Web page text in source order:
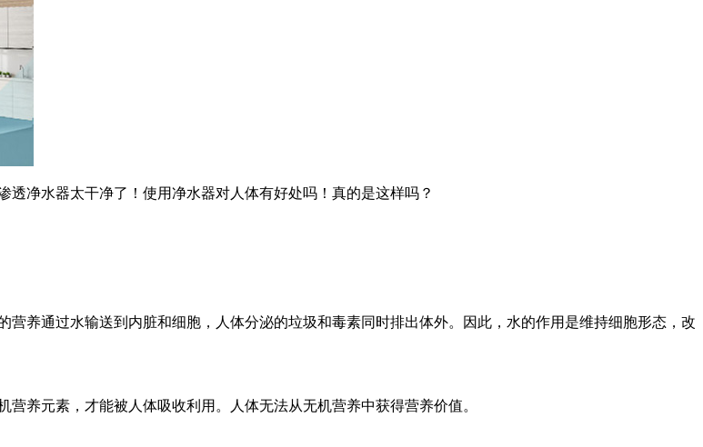
净水器太干净了！使用净水器对人体有好处吗！真的是这样吗？
养通过水输送到内脏和细胞，人体分泌的垃圾和毒素同时排出体外。因此，水的作用是维持细胞形态，改
养元素，才能被人体吸收利用。人体无法从无机营养中获得营养价值。